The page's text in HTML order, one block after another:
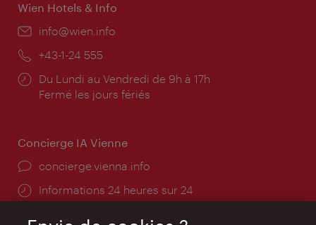
Wien Hotels & Info
E-
info@wien.info
Téléphone:
+43-1-24 555
Horaires
d'ouverture:
Du Lundi au Vendredi de 9h à 17h
Fermé les jours fériés
Concierge IA Vienne
Ort:
concierge.vienna.info
Öffnungszeiten:
Informations 24 heures sur 24